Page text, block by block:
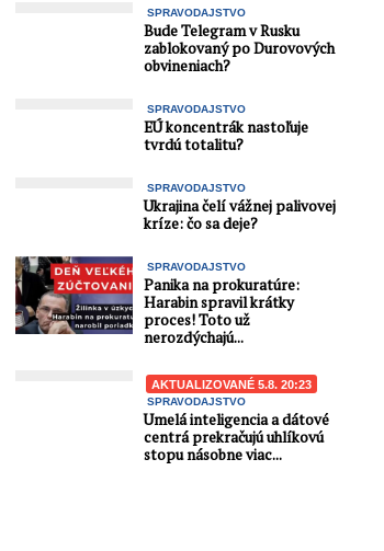
SPRAVODAJSTVO
Bude Telegram v Rusku
zablokovaný po Durovových
obvineniach?
SPRAVODAJSTVO
EÚ koncentrák nastoľuje
tvrdú totalitu?
SPRAVODAJSTVO
Ukrajina čelí vážnej palivovej
kríze: čo sa deje?
SPRAVODAJSTVO
Panika na prokuratúre:
Harabin spravil krátky
proces! Toto už
nerozdýchajú...
AKTUALIZOVANÉ 5.8. 20:23
SPRAVODAJSTVO
Umelá inteligencia a dátové
centrá prekračujú uhlíkovú
stopu násobne viac...